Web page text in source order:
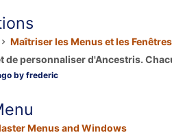
Maîtriser les Menus et les Fenêtres
de personnaliser d'Ancestris.
by frederic
Menus and Windows